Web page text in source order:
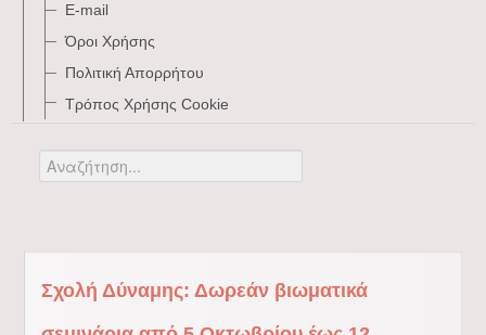
E-mail
Όροι Χρήσης
Πολιτική Απορρήτου
Τρόπος Xρήσης Cookie
Αναζήτηση...
Σχολή Δύναμης: Δωρεάν βιωματικά